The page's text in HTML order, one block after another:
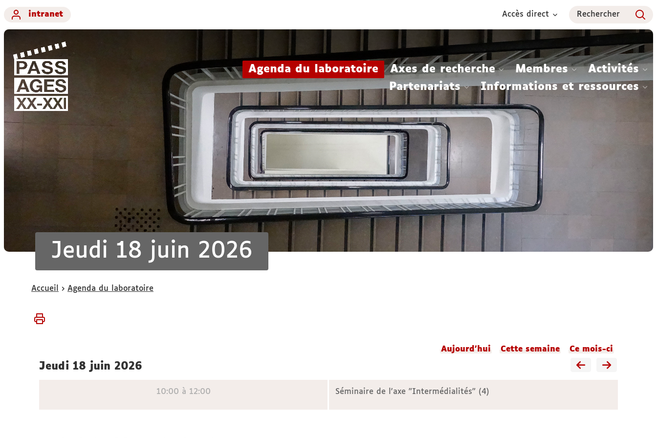
contenu
intranet
Accès direct Rechercher
Agenda du laboratoire Axes de recherche Membres
Activités
Partenariats
Informations et ressources
Jeudi 18 juin 2026
Vous
ici :
Accueil Agenda du laboratoire
Aujourd'hui Cette semaine Ce mois-ci
jeudi 18 juin 2026
10:00 à 12:00 Séminaire de l'axe "Intermédialités" (4)